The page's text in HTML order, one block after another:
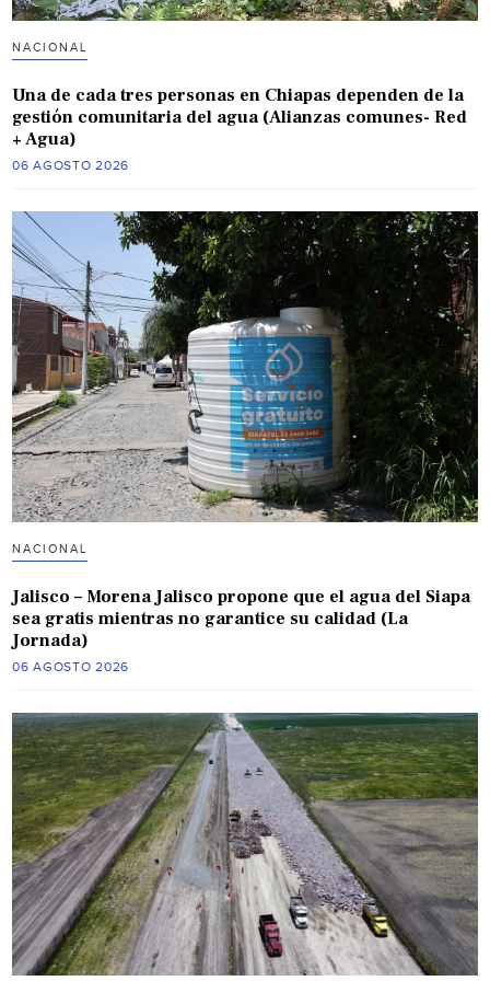
NACIONAL
Una de cada tres personas en Chiapas dependen de la
gestión comunitaria del agua (Alianzas comunes- Red
+ Agua)
06 AGOSTO 2026
NACIONAL
Jalisco – Morena Jalisco propone que el agua del Siapa
sea gratis mientras no garantice su calidad (La
Jornada)
06 AGOSTO 2026